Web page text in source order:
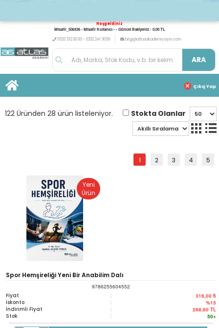
Hoşgeldiniz
Misafir_506436 - Misafir Kullanıcı - - Güncel Bakiyeniz : 0,00 TL
0533 512 93 83 - 0332 241 3059
bilgi@atlasakademiyayin.com
ARA
Çıkış Yap
122 Üründen 28 ürün listeleniyor. Stokta Olanlar
1 2 3 4 5
Yeni
Ürün
Spor Hemşireliği Yeni Bir Anabilim Dalı
9786255604552
Fiyat : 316,00 ₺
İskonto : %15
İndirimli Fiyat : 268,60 TL
Stok : 50+